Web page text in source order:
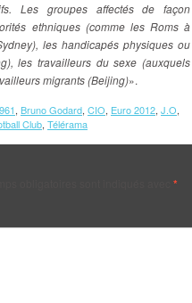
Les groupes affectés de façon
ethniques (comme les Roms à
les handicapés physiques ou
les travailleurs du sexe (auxquels
migrants (Beijing)».
, Bruno Godard, CIO, Euro 2012, J.O,
Club, Télérama
*